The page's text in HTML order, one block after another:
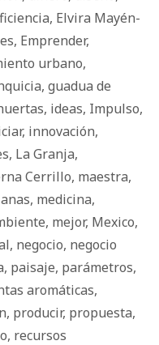
, Elvira Mayén-
, Emprender,
urbano,
, guadua de
, ideas, Impulso,
, innovación,
, La Granja,
Cerrillo, maestra,
, medicina,
, mejor, Mexico,
, negocio, negocio
, paisaje, parámetros,
aromáticas,
, producir, propuesta,
, recursos